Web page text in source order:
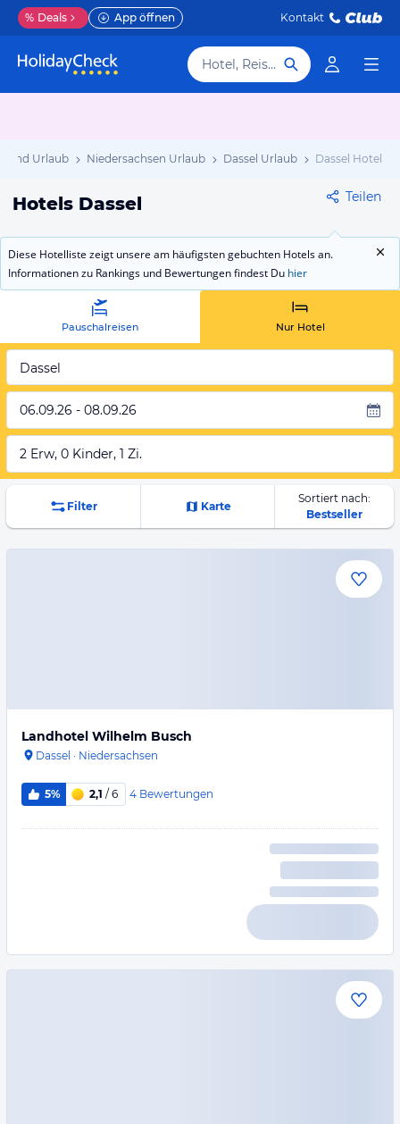
% Deals App öffnen Kontakt
Hotel, Reiseziel
Urlaub Niedersachsen Urlaub Dassel Urlaub Dassel Hotels
Hotels Dassel Teilen
Diese Hotelliste zeigt unsere am häufigsten gebuchten Hotels an.
Informationen zu Rankings und Bewertungen findest Du hier
Pauschalreisen Nur Hotel
Dassel
06.09.26 - 08.09.26
2 Erw, 0 Kinder, 1 Zi.
Filter Karte
Sortiert nach:
Bestseller
Landhotel Wilhelm Busch
Dassel · Niedersachsen
5% 2,1 / 6 4 Bewertungen